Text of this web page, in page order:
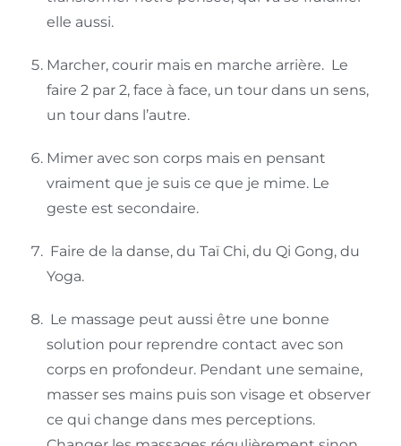
elle aussi.
Marcher, courir mais en marche arrière. Le
faire 2 par 2, face à face, un tour dans un sens,
un tour dans l’autre.
Mimer avec son corps mais en pensant
vraiment que je suis ce que je mime. Le
geste est secondaire.
Faire de la danse, du Taï Chi, du Qi Gong, du
Yoga.
Le massage peut aussi être une bonne
solution pour reprendre contact avec son
corps en profondeur. Pendant une semaine,
masser ses mains puis son visage et observer
ce qui change dans mes perceptions.